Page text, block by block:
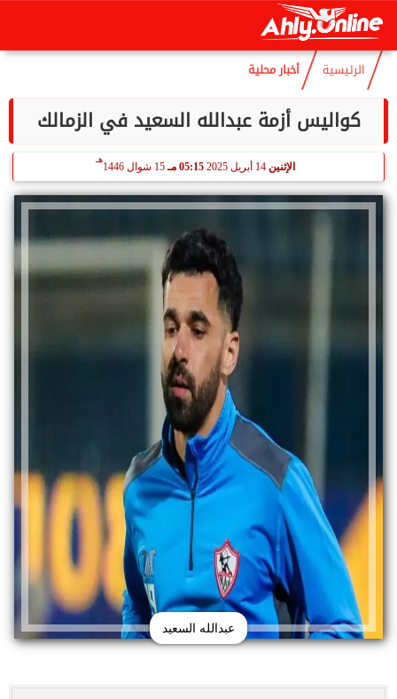
الجمعة
الرئيسية أخبار محلية
كواليس أزمة عبدالله السعيد في الزمالك
الإثنين 14 أبريل 2025 05:15 مـ 15 شوال 1446
هـ
عبدالله السعيد